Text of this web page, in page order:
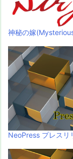
神秘の嫁
NeoPress プレス